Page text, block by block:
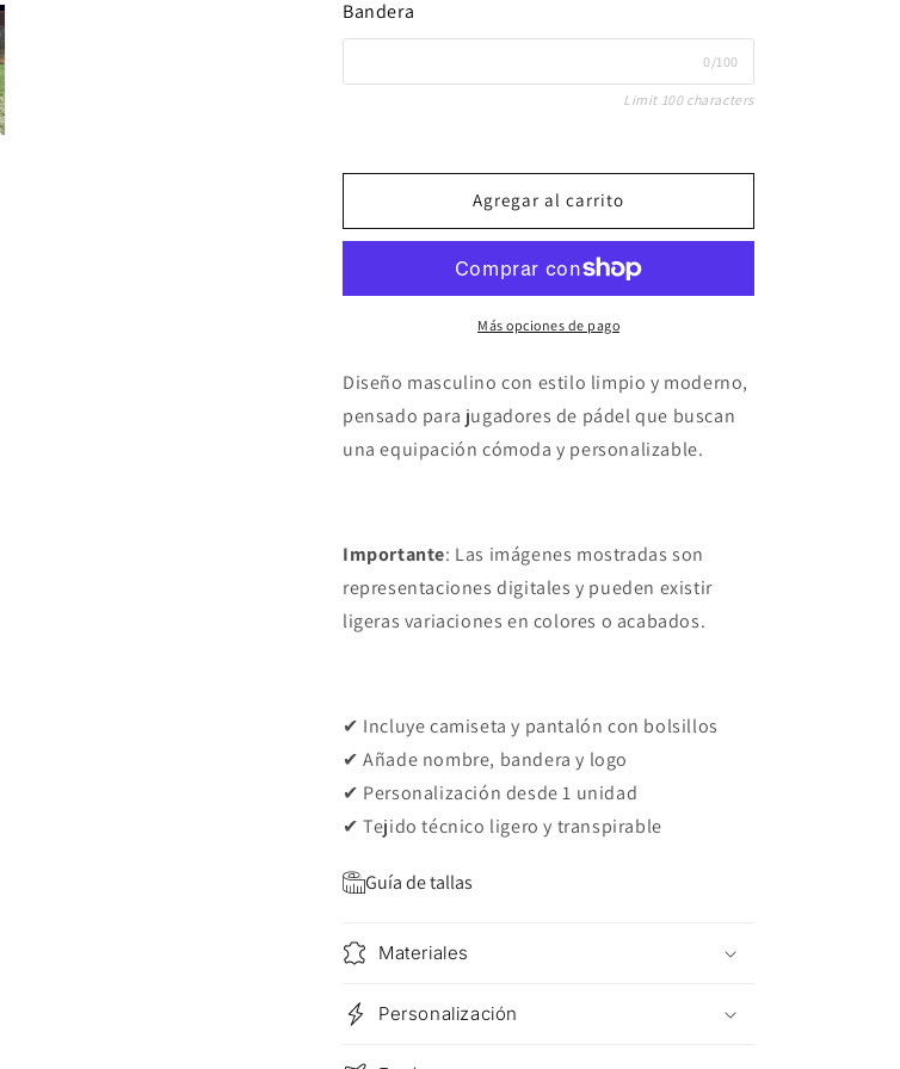
Bandera
0/100
Limit 100 characters
Agregar al carrito
Más opciones de pago
Diseño masculino con estilo limpio y moderno,
pensado para jugadores de pádel que buscan
una equipación cómoda y personalizable.
Importante: Las imágenes mostradas son
representaciones digitales y pueden existir
ligeras variaciones en colores o acabados.
✔ Incluye camiseta y pantalón con bolsillos
✔ Añade nombre, bandera y logo
✔ Personalización desde 1 unidad
✔ Tejido técnico ligero y transpirable
Guía de tallas
Materiales
Personalización